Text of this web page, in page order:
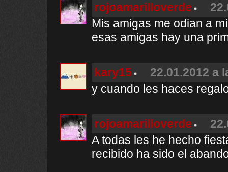
rojoamarilloverde
Mis amigas me odian a
esas amigas hay una
kary15
22.01.2012 a
y cuando les haces
rojoamarilloverde
A todas les he hecho
recibido ha sido el